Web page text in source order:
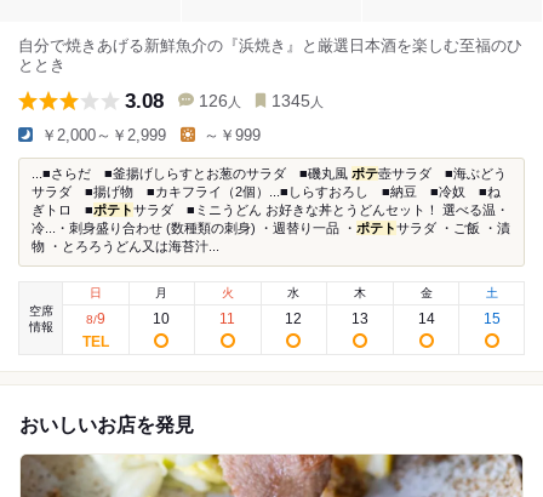
自分で焼きあげる新鮮魚介の『浜焼き』と厳選日本酒を楽しむ至福のひ
ととき
3.08 126 人 1345 人
￥2,000～￥2,999 ～￥999
...■さらだ ■釜揚げしらすとお葱のサラダ ■磯丸風 ポテ壺サラダ ■海ぶどう
サラダ ■揚げ物 ■カキフライ（2個）...■しらすおろし ■納豆 ■冷奴 ■ね
ぎトロ ■ポテトサラダ ■ミニうどん お好きな丼とうどんセット！ 選べる温・
冷...・刺身盛り合わせ (数種類の刺身) ・週替り一品 ・ ポテトサラダ ・ご飯 ・漬
物 ・とろろうどん又は海苔汁...
空席
情報
日
8/9
月
10
火
11
水
12
木
13
金
14
土
15
おいしいお店を発見